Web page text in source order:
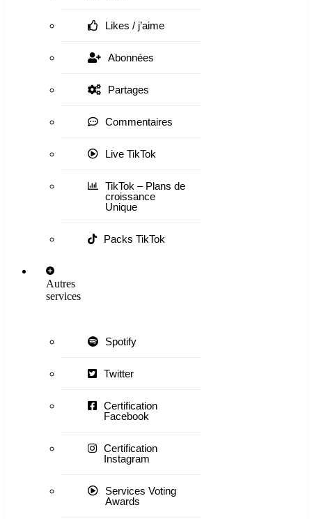
Likes / j’aime
Abonnées
Partages
Commentaires
Live TikTok
TikTok – Plans de
croissance
Unique
Packs TikTok
Autres
services
Spotify
Twitter
Certification
Facebook
Certification
Instagram
Services Voting
Awards